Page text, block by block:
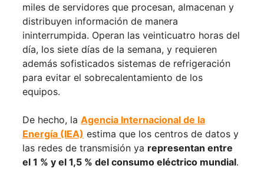
miles de servidores que procesan, almacenan y
distribuyen información de manera
ininterrumpida. Operan las veinticuatro horas del
día, los siete días de la semana, y requieren
además sofisticados sistemas de refrigeración
para evitar el sobrecalentamiento de los
equipos.
De hecho, la Agencia Internacional de la
Energía (IEA) estima que los centros de datos y
las redes de transmisión ya representan entre
el 1 % y el 1,5 % del consumo eléctrico mundial.